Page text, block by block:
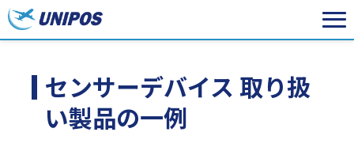
センサーデバイス 取り扱
い製品の一例